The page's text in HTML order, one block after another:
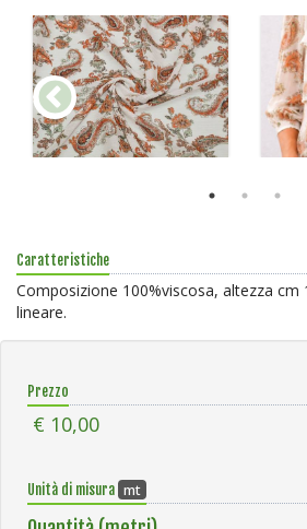
Caratteristiche
Composizione 100%viscosa, altezza cm 120, peso gr 120 al MT
lineare.
Prezzo
€ 10,00
Unità di misura mt